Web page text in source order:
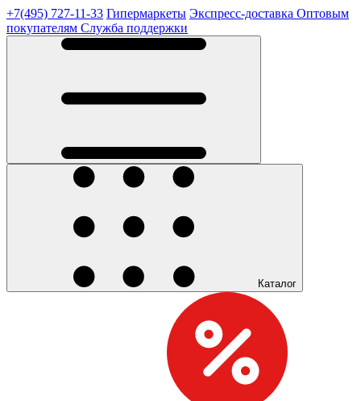
+7(495) 727-11-33 Гипермаркеты Экспресс-доставка Оптовым
покупателям Служба поддержки
Каталог